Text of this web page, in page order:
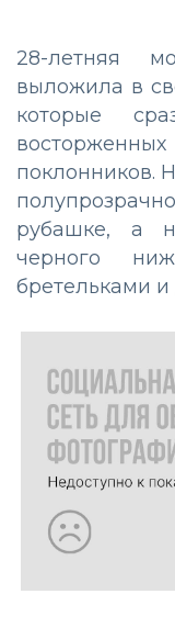
28-летняя
выложила в
которые
поклонников.
рубашке, а
черного
бретельками